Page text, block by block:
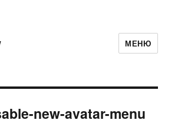
МЕНЮ
new-avatar-menu